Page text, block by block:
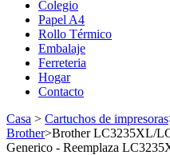
Colegio
Papel A4
Rollo Térmico
Embalaje
Ferreteria
Hogar
Contacto
Casa > Cartuchos de impresoras
Brother>Brother LC3235XL/
Generico - Reemplaza